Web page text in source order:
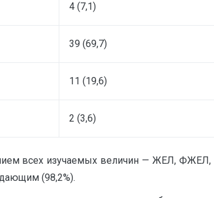
4 (7,1)
39 (69,7)
11 (19,6)
2 (3,6)
всех изучаемых величин — ЖЕЛ,
(98,2%).